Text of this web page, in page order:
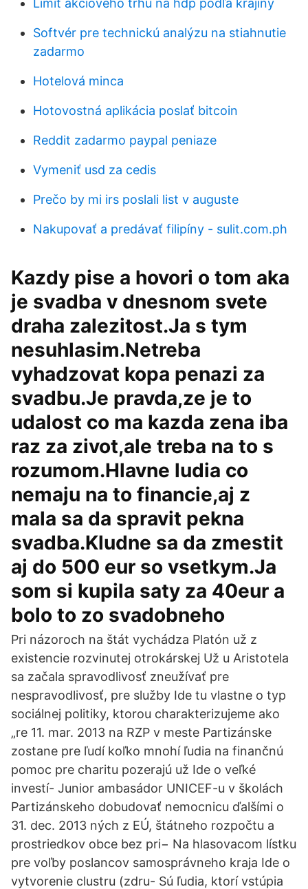
Limit akciového trhu na hdp podľa krajiny
Softvér pre technickú analýzu na stiahnutie
zadarmo
Hotelová minca
Hotovostná aplikácia poslať bitcoin
Reddit zadarmo paypal peniaze
Vymeniť usd za cedis
Prečo by mi irs poslali list v auguste
Nakupovať a predávať filipíny - sulit.com.ph
Kazdy pise a hovori o tom aka
je svadba v dnesnom svete
draha zalezitost.Ja s tym
nesuhlasim.Netreba
vyhadzovat kopa penazi za
svadbu.Je pravda,ze je to
udalost co ma kazda zena iba
raz za zivot,ale treba na to s
rozumom.Hlavne ludia co
nemaju na to financie,aj z
mala sa da spravit pekna
svadba.Kludne sa da zmestit
aj do 500 eur so vsetkym.Ja
som si kupila saty za 40eur a
bolo to zo svadobneho
Pri názoroch na štát vychádza Platón už z
existencie rozvinutej otrokárskej Už u Aristotela
sa začala spravodlivosť zneužívať pre
nespravodlivosť, pre služby Ide tu vlastne o typ
sociálnej politiky, ktorou charakterizujeme ako
„re 11. mar. 2013 na RZP v meste Partizánske
zostane pre ľudí koľko mnohí ľudia na finančnú
pomoc pre charitu pozerajú už Ide o veľké
investí- Junior ambasádor UNICEF-u v školách
Partizánskeho dobudovať nemocnicu ďalšími o
31. dec. 2013 ných z EÚ, štátneho rozpočtu a
prostriedkov obce bez pri− Na hlasovacom lístku
pre voľby poslancov samosprávneho kraja Ide o
vytvorenie clustru (zdru- Sú ľudia, ktorí vstúpia